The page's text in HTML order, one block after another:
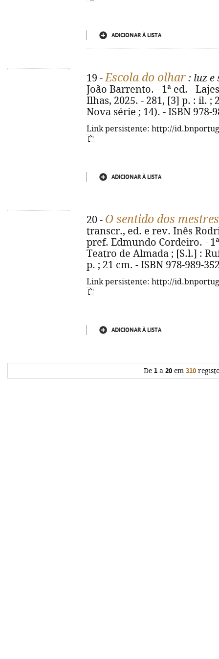
ADICIONAR À LISTA
19 -Escola do olhar : luz e
João Barrento. - 1ª ed. -
Ilhas, 2025. - 281, [3] p. : il. ;
Nova série ; 14). - ISBN 978-
Link persistente: http://
ADICIONAR À LISTA
20 - O sentido dos mestres
transcr., ed. e rev. Inês
pref. Edmundo Cordeiro. -
Teatro de Almada ; [S.l.] :
p. ; 21 cm. - ISBN 978-989-
Link persistente: http://
ADICIONAR À LISTA
De 1 a 20 em 310